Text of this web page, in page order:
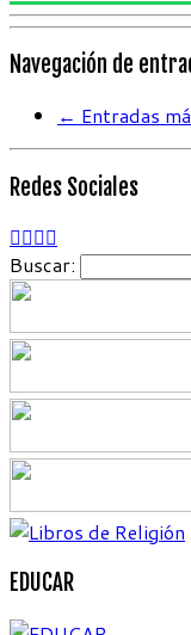
Navegación de
← Entradas
Redes Sociales
Buscar:
EDUCAR